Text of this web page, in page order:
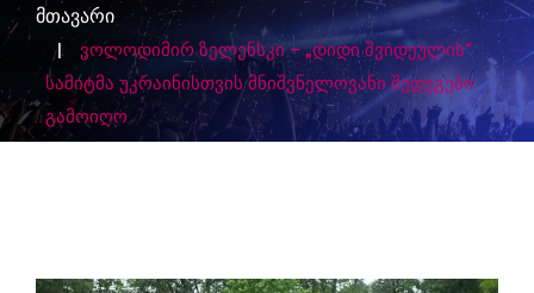
მთავარი
ვოლოდიმირ ზელენსკი – „დიდი შვიდეულის“
სამიტმა უკრაინისთვის მნიშვნელოვანი შედეგები
გამოიღო